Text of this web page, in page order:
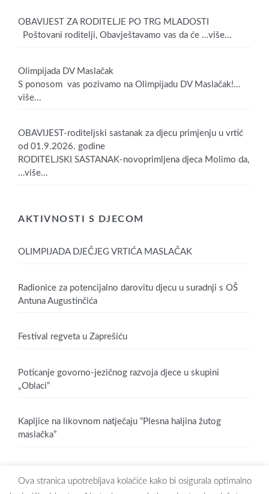
OBAVIJEST ZA RODITELJE PO TRG MLADOSTI
Poštovani roditelji, Obavještavamo vas da će …više...
Olimpijada DV Maslačak
S ponosom vas pozivamo na Olimpijadu DV Maslačak!…
više...
OBAVIJEST-roditeljski sastanak za djecu primjenju u vrtić
od 01.9.2026. godine
RODITELJSKI SASTANAK-novoprimljena djeca Molimo da,
…više...
AKTIVNOSTI S DJECOM
OLIMPIJADA DJEČJEG VRTIĆA MASLAČAK
Radionice za potencijalno darovitu djecu u suradnji s OŠ
Antuna Augustinčića
Festival regveta u Zaprešiću
Poticanje govorno-jezičnog razvoja djece u skupini
„Oblaci“
Kapljice na likovnom natječaju “Plesna haljina žutog
maslačka”
Ova stranica upotrebljava kolačiće kako bi osigurala optimalno